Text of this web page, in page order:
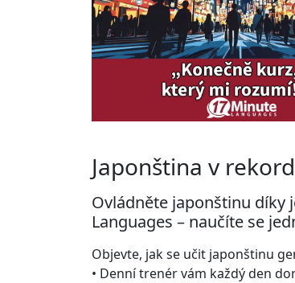
Japonština v
Ovládněte japonštinu díky
Languages – naučíte se
Objevte, jak se učit japonštinu
• Denní trenér vám každý den